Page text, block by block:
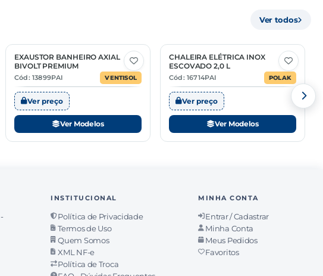
Ver todos
2 Opções
EXAUSTOR BANHEIRO AXIAL
BIVOLT PREMIUM
Cód: 13899PAI VENTISOL
Ver preço
Ver Modelos
1 Opção
CHALEIRA ELÉTRICA INOX
ESCOVADO 2,0 L
Cód: 16714PAI POLAK
Ver preço
Ver Modelos
INSTITUCIONAL
Política de Privacidade
Termos de Uso
Quem Somos
XML NF-e
Política de Troca
MINHA CONTA
Entrar / Cadastrar
Minha Conta
Meus Pedidos
Favoritos